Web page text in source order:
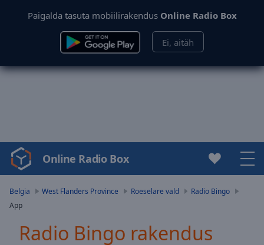
Paigalda tasuta mobiilirakendus Online Radio Box
Ei, aitäh
Video
Player
loading.
Video
Online Radio Box
Belgia West Flanders Province Roeselare vald
Radio Bingo
App
Radio Bingo rakendus